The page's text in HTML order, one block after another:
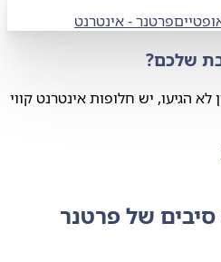
פרטנר-אינטרנט
יש חלופות אינטרנט קווי
של פרטנר